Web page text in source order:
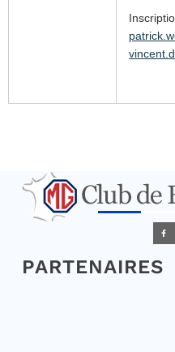
PARTENAIRES